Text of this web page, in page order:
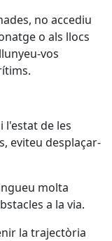
no accediu
o als llocs
vos
l'estat de les
eviteu desplaçar-
molta
a la via.
la trajectòria